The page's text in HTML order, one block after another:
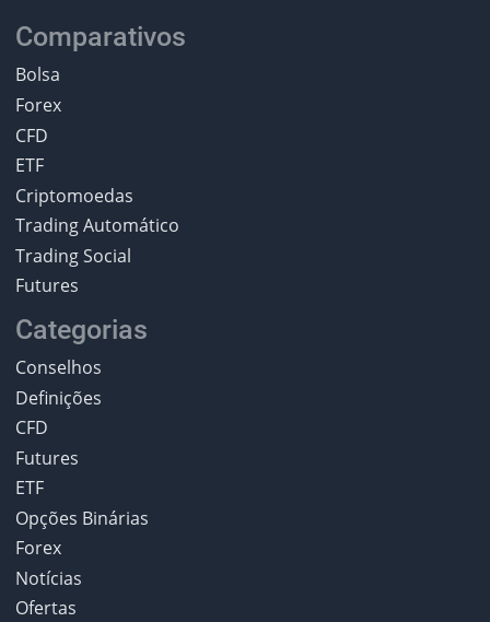
Comparativos
Bolsa
Forex
CFD
ETF
Criptomoedas
Trading Automático
Trading Social
Futures
Categorias
Conselhos
Definições
CFD
Futures
ETF
Opções Binárias
Forex
Notícias
Ofertas